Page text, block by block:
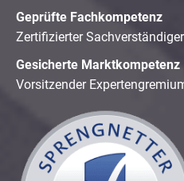
Geprüfte Fachkompetenz
Zertifizierter
Gesicherte Marktkompetenz
Vorsitzender